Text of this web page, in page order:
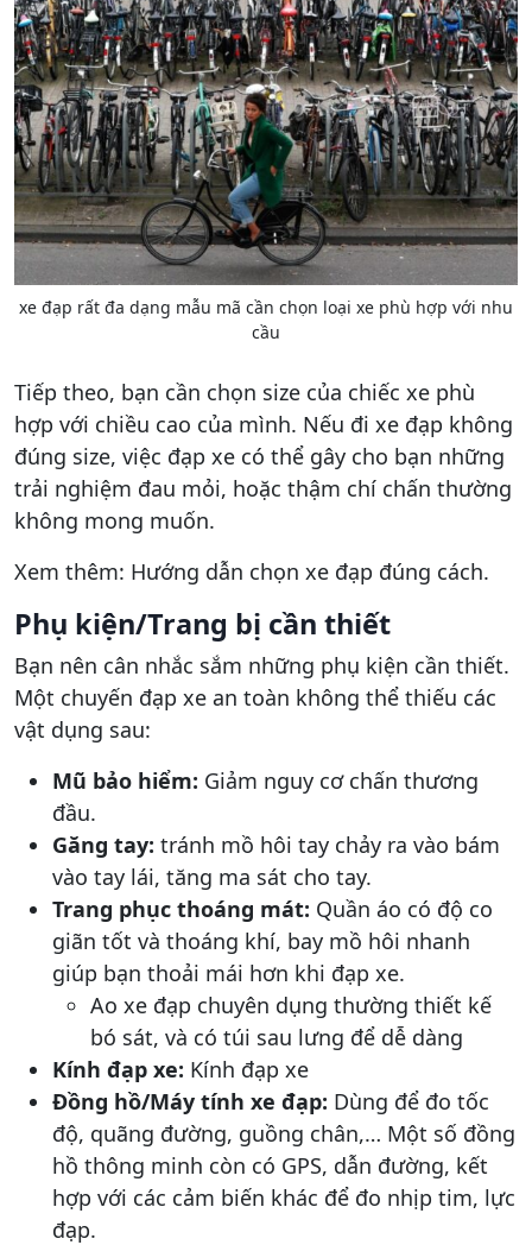
xe đạp rất đa dạng mẫu mã cần chọn loại xe phù hợp với nhu
cầu
Tiếp theo, bạn cần chọn size của chiếc xe phù
hợp với chiều cao của mình. Nếu đi xe đạp không
đúng size, việc đạp xe có thể gây cho bạn những
trải nghiệm đau mỏi, hoặc thậm chí chấn thường
không mong muốn.
Xem thêm: Hướng dẫn chọn xe đạp đúng cách.
Phụ kiện/Trang bị cần thiết
Bạn nên cân nhắc sắm những phụ kiện cần thiết.
Một chuyến đạp xe an toàn không thể thiếu các
vật dụng sau:
Mũ bảo hiểm: Giảm nguy cơ chấn thương
đầu.
Găng tay: tránh mồ hôi tay chảy ra vào bám
vào tay lái, tăng ma sát cho tay.
Trang phục thoáng mát: Quần áo có độ co
giãn tốt và thoáng khí, bay mồ hôi nhanh
giúp bạn thoải mái hơn khi đạp xe.
Ao xe đạp chuyên dụng thường thiết kế
bó sát, và có túi sau lưng để dễ dàng
Kính đạp xe: Kính đạp xe
Đồng hồ/Máy tính xe đạp: Dùng để đo tốc
độ, quãng đường, guồng chân,… Một số đồng
hồ thông minh còn có GPS, dẫn đường, kết
hợp với các cảm biến khác để đo nhịp tim, lực
đạp.